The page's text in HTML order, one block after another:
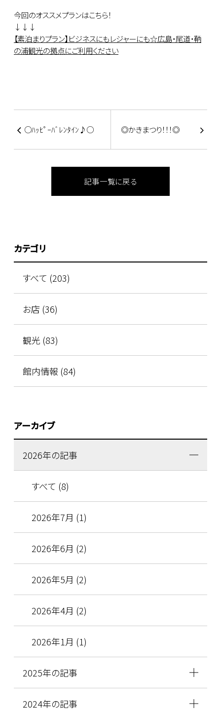
今回のオススメプランはこちら！
↓↓↓
【素泊まりプラン】ビジネスにもレジャーにも☆広島・尾道・鞆
の浦観光の拠点にご利用ください
○ﾊｯﾋﾟｰﾊﾞﾚﾝﾀｲﾝ♪○ ◎かきまつり！！！◎
記事一覧に戻る
カテゴリ
すべて (203)
お店 (36)
観光 (83)
館内情報 (84)
アーカイブ
2026年の記事
すべて (8)
2026年7月 (1)
2026年6月 (2)
2026年5月 (2)
2026年4月 (2)
2026年1月 (1)
2025年の記事
2024年の記事